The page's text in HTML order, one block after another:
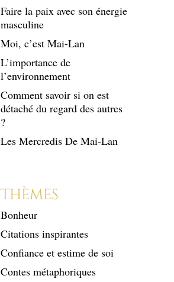
Faire la paix avec son énergie
masculine
Moi, c’est Mai-Lan
L’importance de
l’environnement
Comment savoir si on est
détaché du regard des autres
?
Les Mercredis De Mai-Lan
Thèmes
Bonheur
Citations inspirantes
Confiance et estime de soi
Contes métaphoriques